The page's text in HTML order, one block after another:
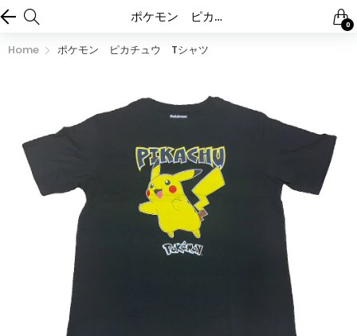
ポケモン ピカチュウ Tシャツ 0
Home ポケモン ピカチュウ Tシャツ